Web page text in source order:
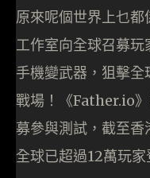
原來呢個世界上乜
工作室向全球召募
手機變武器，狙擊
戰場！《Father.io
募參與測試，截至
全球已超過12萬玩家